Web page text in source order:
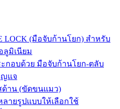
LOCK (มือจับก้านโยก) สำหรับ
ลูมิเนียม
กอบด้วย มือจับก้านโยก-ตลับ
ญแจ
ด้าน (ขัดขนแมว)
ายรูปแบบให้เลือกใช้